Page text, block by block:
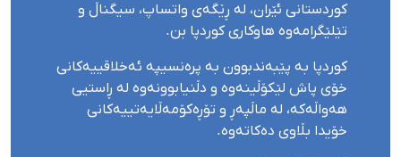
کوردستانی ئێران، لە ڕێگەی واتساپ، سیگناڵ و
تێلێگرامەوە هاوکاری کوردپا بن.
کوردپا بە پێبەندبوون بە پرەنسیپە ئەخلاقییەکانی
خۆی پاش لێکۆڵینەوە و دڵنیابوونەوە لە ڕاستیی
هەواڵەکە، لە ماڵپەڕ و تۆڕەکۆمەڵایەتییەکانی
خۆیدا بڵاوی دەکاتەوە.